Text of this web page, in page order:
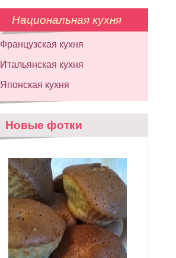
Национальная кухня
Французская кухня
Итальянская кухня
Японская кухня
Новые фотки